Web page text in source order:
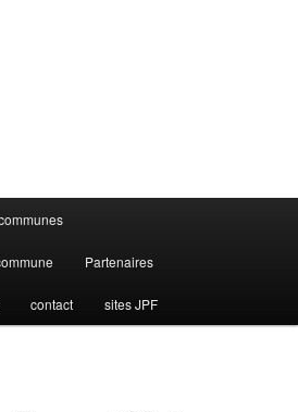
Partenaires
contact sites JPF